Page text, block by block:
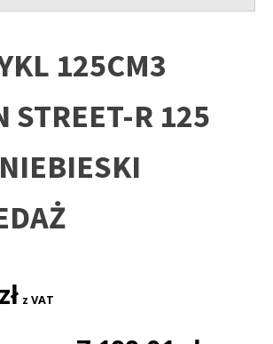
125CM3
STREET-R 125
zł cena
z VAT